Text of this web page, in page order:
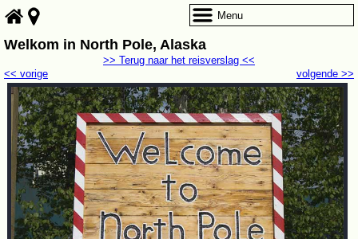
Welkom in North Pole, Alaska
volgende >>
<< vorige
>> Terug naar het reisverslag <<
Menu